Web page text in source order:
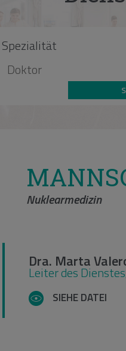
Nuklearmedizin
Dra. Marta
Leiter des
SIEHE DATEI